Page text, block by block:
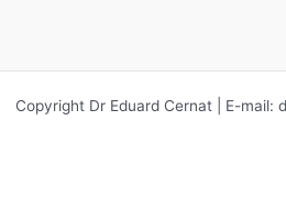
Copyright Dr Eduard Cernat | E-mail: